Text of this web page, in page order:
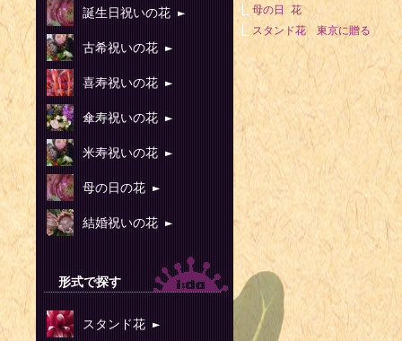
1931年 - 山
1934年 - ピ
家、ファン
1937年 - バ
曲家（+
1939年 - 進
1940年 - 結
1941年 - 柄
1942年 - 山
1942年 - 串
1943年 - ジ
者
母の日 花
スタンド花 東京に贈る
誕生日祝いの花 ►
古希祝いの花 ►
喜寿祝いの花 ►
傘寿祝いの花 ►
米寿祝いの花 ►
母の日の花 ►
結婚祝いの花 ►
形式で探す
スタンド花 ►